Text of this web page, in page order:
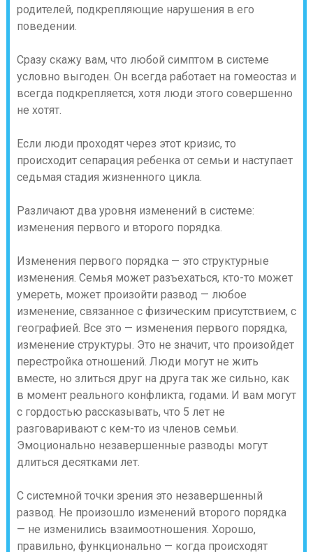
родителей, подкрепляющие нарушения в его
поведении.
Сразу скажу вам, что любой симптом в системе
условно выгоден. Он всегда работает на гомеостаз и
всегда подкрепляется, хотя люди этого совершенно
не хотят.
Если люди проходят через этот кризис, то
происходит сепарация ребенка от семьи и наступает
седьмая стадия жизненного цикла.
Различают два уровня изменений в системе:
изменения первого и второго порядка.
Изменения первого порядка — это структурные
изменения. Семья может разъехаться, кто-то может
умереть, может произойти развод — любое
изменение, связанное с физическим присутствием, с
географией. Все это — изменения первого порядка,
изменение структуры. Это не значит, что произойдет
перестройка отношений. Люди могут не жить
вместе, но злиться друг на друга так же сильно, как
в момент реального конфликта, годами. И вам могут
с гордостью рассказывать, что 5 лет не
разговаривают с кем-то из членов семьи.
Эмоционально незавершенные разводы могут
длиться десятками лет.
С системной точки зрения это незавершенный
развод. Не произошло изменений второго порядка
— не изменились взаимоотношения. Хорошо,
правильно, функционально — когда происходят